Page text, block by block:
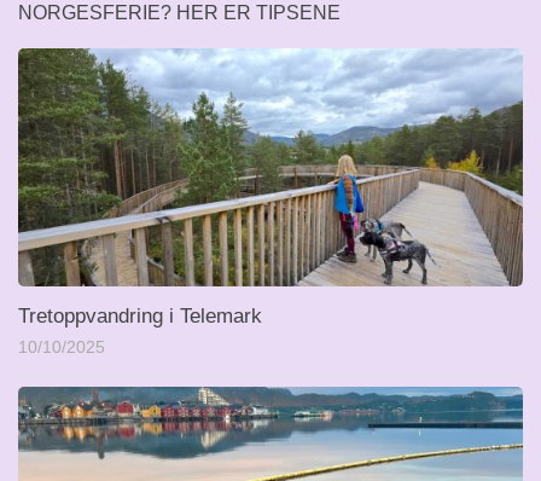
NORGESFERIE? HER ER TIPSENE
Tretoppvandring i Telemark
10/10/2025